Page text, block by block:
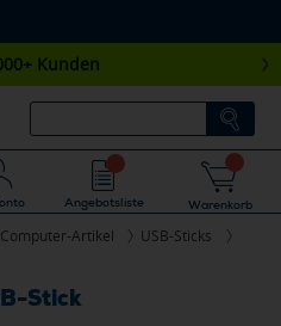
Kunden
Angebotsliste Warenkorb
Computer-Artikel
USB-Sticks
Stick